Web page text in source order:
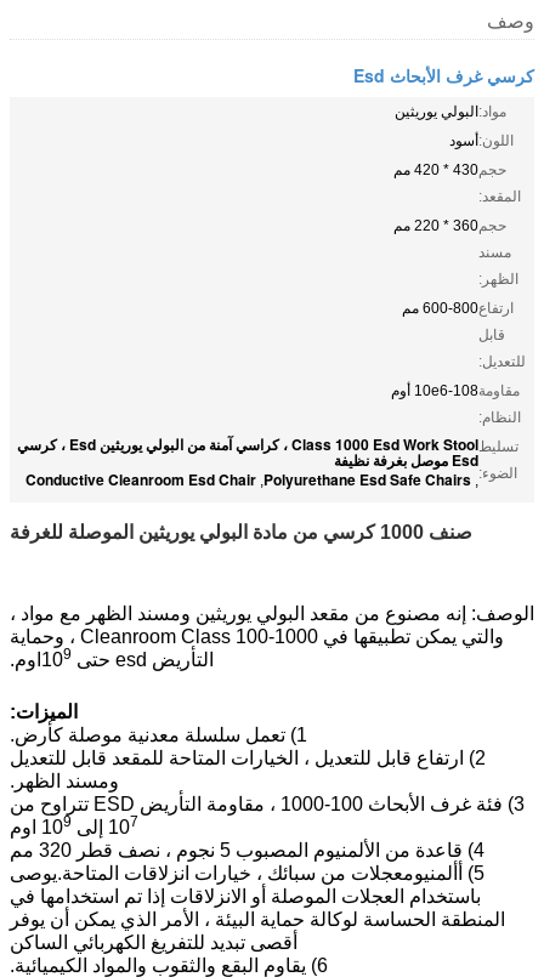
وصف
كرسي غرف الأبحاث Esd
مواد:البولي يوريثين
اللون:أسود
حجم
المقعد:
430 * 420 مم
حجم
مسند
الظهر:
360 * 220 مم
ارتفاع
قابل
للتعديل:
600-800 مم
مقاومة
النظام:
10e6-108 أوم
تسليط
الضوء:
Class 1000 Esd Work Stool ، كراسي آمنة من البولي يوريثين Esd ، كرسي
Esd موصل بغرفة نظيفة
,
Polyurethane Esd Safe Chairs
,
Conductive Cleanroom Esd Chair
صنف 1000 كرسي من مادة البولي يوريثين الموصلة للغرفة
الوصف: إنه مصنوع من مقعد البولي يوريثين ومسند الظهر مع مواد ،
والتي يمكن تطبيقها في Cleanroom Class 100-1000 ، وحماية
التأريض esd حتى 10
9 اوم.
الميزات:
1) تعمل سلسلة معدنية موصلة كأرض.
2) ارتفاع قابل للتعديل ، الخيارات المتاحة للمقعد قابل للتعديل
ومسند الظهر.
3) فئة غرف الأبحاث 100-1000 ، مقاومة التأريض ESD تتراوح من
107 إلى 10 9
اوم
4) قاعدة من الألمنيوم المصبوب 5 نجوم ، نصف قطر 320 مم
5) أ
ألمنيومعجلات من سبائك ، خيارات انزلاقات المتاحة.يوصى
باستخدام العجلات الموصلة أو الانزلاقات إذا تم استخدامها في
المنطقة الحساسة لوكالة حماية البيئة ، الأمر الذي يمكن أن يوفر
أقصى تبديد للتفريغ الكهربائي الساكن
6) يقاوم البقع والثقوب والمواد الكيميائية.